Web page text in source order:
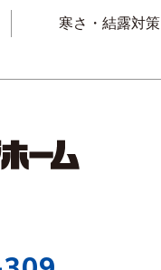
寒さ・結露対策